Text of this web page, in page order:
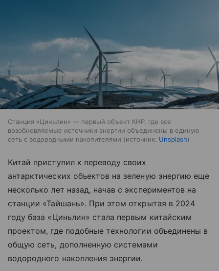
Станция «Циньлин» — первый объект КНР, где все
возобновляемые источники энергии объединены в единую
сеть с водородными накопителями
источник: Unsplash
Китай приступил к переводу своих
антарктических объектов на зеленую энергию еще
несколько лет назад, начав с экспериментов на
станции «Тайшань». При этом открытая в 2024
году база «Циньлин» стала первым китайским
проектом, где подобные технологии объединены в
общую сеть, дополненную системами
водородного накопления энергии.